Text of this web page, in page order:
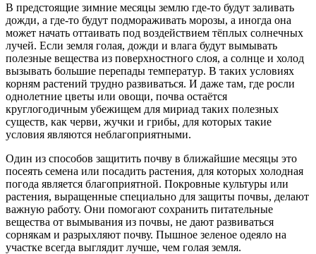
В предстоящие зимние месяцы землю где-то будут заливать
дожди, а где-то будут подмораживать морозы, а иногда она
может начать оттаивать под воздействием тёплых солнечных
лучей. Если земля голая, дожди и влага будут вымывать
полезные вещества из поверхностного слоя, а солнце и холод
вызывать большие перепады температур. В таких условиях
корням растений трудно развиваться. И даже там, где росли
однолетние цветы или овощи, почва остаётся
круглогодичным убежищем для мириад таких полезных
существ, как черви, жучки и грибы, для которых такие
условия являются неблагоприятными.
Один из способов защитить почву в ближайшие месяцы это
посеять семена или посадить растения, для которых холодная
погода является благоприятной. Покровные культуры или
растения, выращенные специально для защиты почвы, делают
важную работу. Они помогают сохранить питательные
вещества от вымывания из почвы, не дают развиваться
сорнякам и разрыхляют почву. Пышное зеленое одеяло на
участке всегда выглядит лучше, чем голая земля.